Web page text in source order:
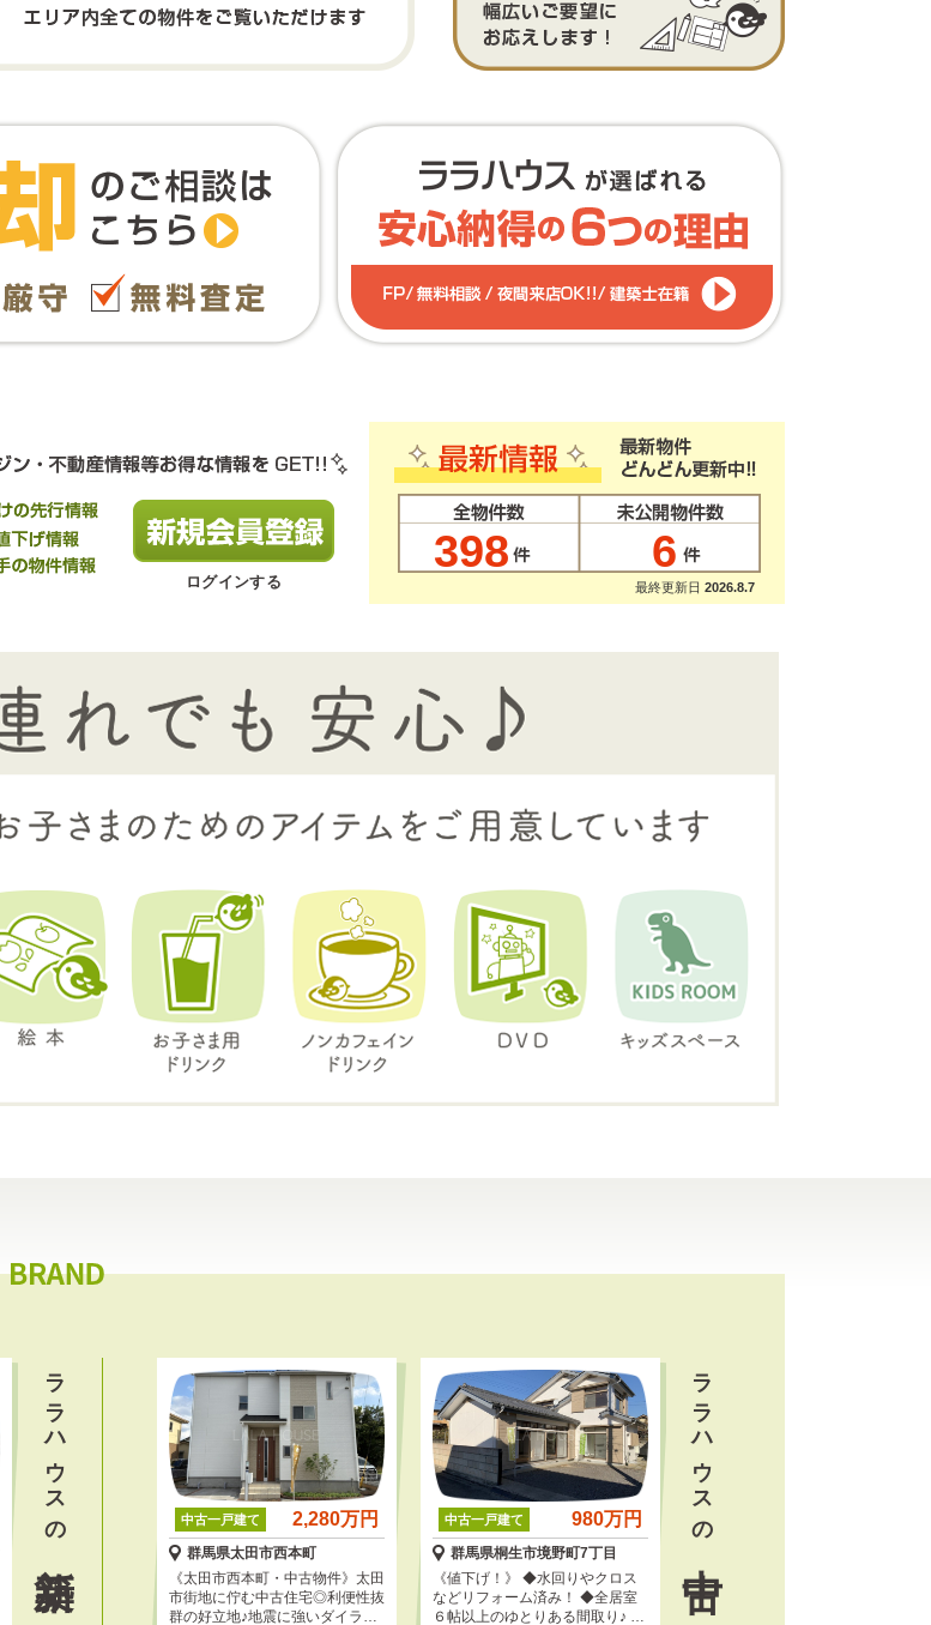
ログインする
398 6
最終更新日 2026.8.7
ララハウスの
新築
中古一戸建て 2,280万円
群馬県太田市西本町
《太田市西本町・中古物件》太田
市街地に佇む中古住宅◎利便性抜
群の好立地♪地震に強いダイライ
中古一戸建て 980万円
群馬県桐生市境野町7丁目
《値下げ！》 ◆水回りやクロス
などリフォーム済み！ ◆全居室
６帖以上のゆとりある間取り♪ ◆
ララハウスの
中古